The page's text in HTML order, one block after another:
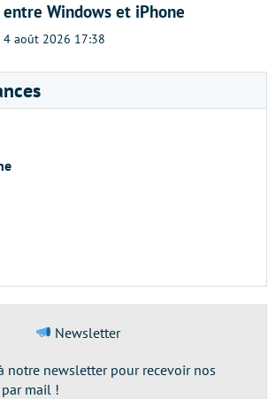
entre Windows et iPhone
4 août 2026 17:38
Newsletter
notre newsletter pour recevoir nos
mail !